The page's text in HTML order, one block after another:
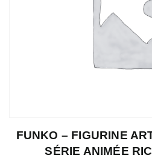
FUNKO – FIGURINE
SÉRIE ANIMÉE